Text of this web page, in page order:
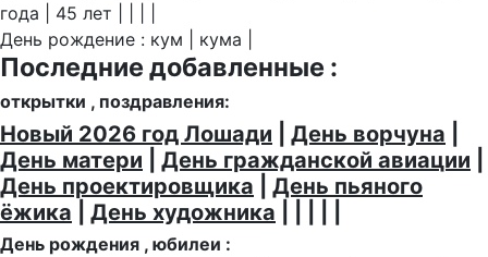
года | 45 лет | | | |
День рождение : кум | кума |
Последние добавленные :
открытки , поздравления:
Новый 2026 год Лошади День ворчуна
День матери
День гражданской авиации
День проектировщика
День пьяного
ёжика
День художника
День рождения , юбилеи :